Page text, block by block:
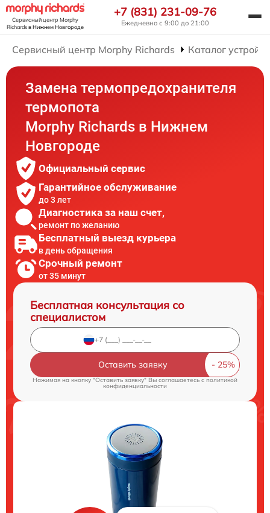
Сервисный центр Morphy
Richardsв Нижнем Новгороде
+7 (831) 231-09-76
Ежедневно с 9:00 до 21:00
Сервисный центр Morphy Richards Каталог
Замена термопредохранителя
термопота
Morphy Richards в Нижнем
Новгороде
Официальный сервис
Гарантийное обслуживание
до 3 лет
Диагностика за наш счет,
ремонт по желанию
Бесплатный выезд курьера
в день обращения
Срочный ремонт
от 35 минут
Бесплатная консультация со
специалистом
Оставить заявку
Нажимая на кнопку "Оставить заявку" Вы соглашаетесь cполитикой
конфиденциальности